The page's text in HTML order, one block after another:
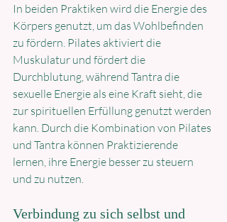
In beiden Praktiken wird die Energie des
Körpers genutzt, um das Wohlbefinden
zu fördern. Pilates aktiviert die
Muskulatur und fördert die
Durchblutung, während Tantra die
sexuelle Energie als eine Kraft sieht, die
zur spirituellen Erfüllung genutzt werden
kann. Durch die Kombination von Pilates
und Tantra können Praktizierende
lernen, ihre Energie besser zu steuern
und zu nutzen.
Verbindung zu sich selbst und